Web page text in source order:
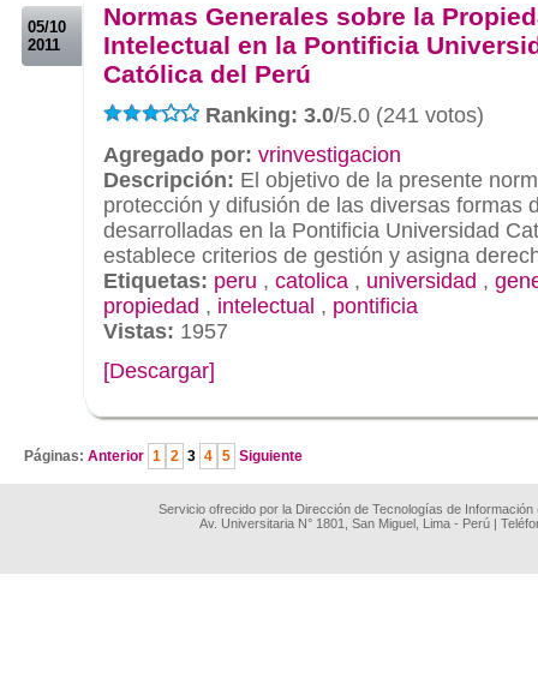
05/10
2011
Normas Generales sobre la
Intelectual en la Pontificia
Católica del Perú
Ranking: 3.0/5.0 (241 votos)
Agregado por: vrinvestigacion
Descripción: El objetivo de la presente
protección y difusión de las diversas formas
desarrolladas en la Pontificia Universidad
establece criterios de gestión y asigna
Etiquetas: peru , catolica , universidad ,
propiedad , intelectual , pontificia
Vistas: 1957
[Descargar]
Páginas: Anterior 1 2 3 4 5 Siguiente
Servicio ofrecido por la Dirección de Tecnologías de
Av. Universitaria N° 1801, San Miguel, Lima - Perú |